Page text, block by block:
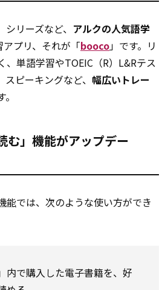
リーズなど、 アルクの人気語学
プリ、それが「booco」です。リ
、単語学習やTOEIC（R）L&Rテス
ピーキングなど、 幅広いトレー
む」機能がアップデー
能では、次のような使い方ができ
で購入した電子書籍を、好